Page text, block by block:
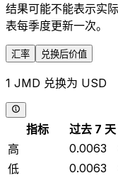
结果可能不能表示实
表每季度更新一次。
汇率 兑换后价值
1 JMD 兑换为 USD
指标 过去 7 天
高
0.0063
低
0.0063